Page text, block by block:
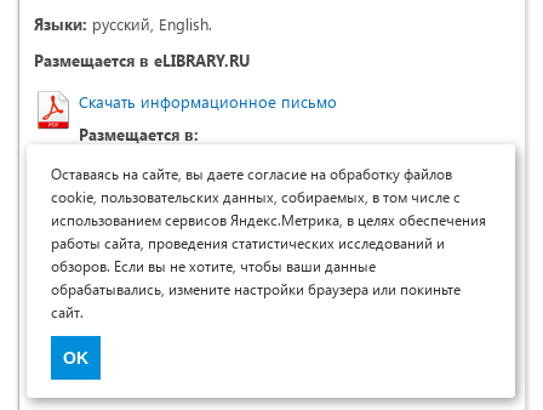
Языки: русский, English.
Размещается в eLIBRARY.RU
Скачать информационное письмо
Размещается в:
Оставаясь на сайте, вы даете согласие на обработку файлов
cookie, пользовательских данных, собираемых, в том числе с
использованием сервисов Яндекс.Метрика, в целях обеспечения
работы сайта, проведения статистических исследований и
обзоров. Если вы не хотите, чтобы ваши данные
обрабатывались, измените настройки браузера или покиньте
сайт.
OK